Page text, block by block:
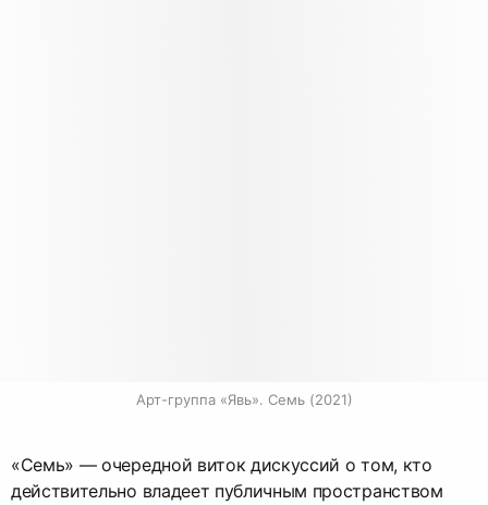
Арт-группа «Явь». Семь (2021)
«Семь» — очередной виток дискуссий о том, кто
действительно владеет публичным пространством